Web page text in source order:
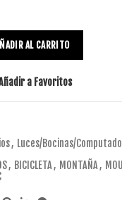
AL CARRITO
a Favoritos
, Luces/Bocinas/
, BICICLETA, MONTAÑA,